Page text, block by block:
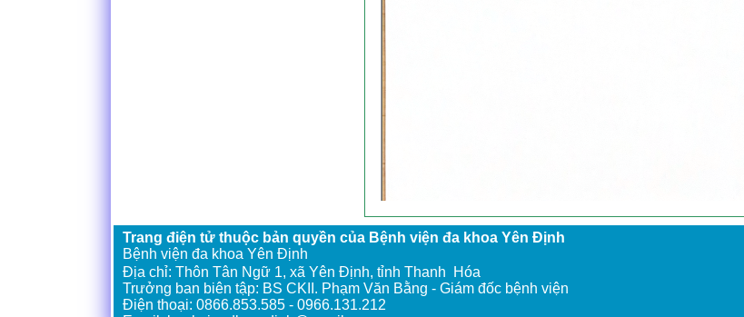
Trang điện tử thuộc bản quyền của Bệnh viện đa khoa Yên Định
Bệnh viện đa khoa Yên Định
Địa chỉ: Thôn Tân Ngữ 1, xã Yên Định, tỉnh Thanh Hóa
Trưởng ban biên tập: BS CKII. Phạm Văn Bằng - Giám đốc bệnh viện
Điện thoại: 0866.853.585 - 0966.131.212